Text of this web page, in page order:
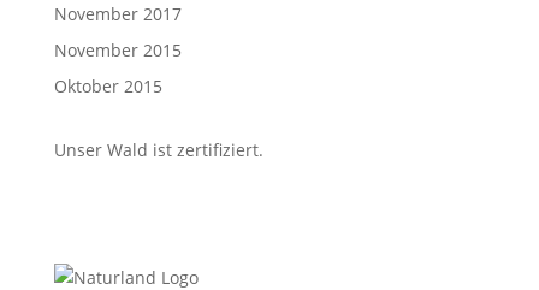
November 2017
November 2015
Oktober 2015
Unser Wald ist zertifiziert.